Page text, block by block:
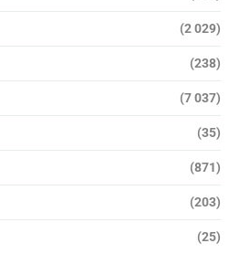
(2 029)
(238)
(7 037)
(35)
(871)
(203)
(25)